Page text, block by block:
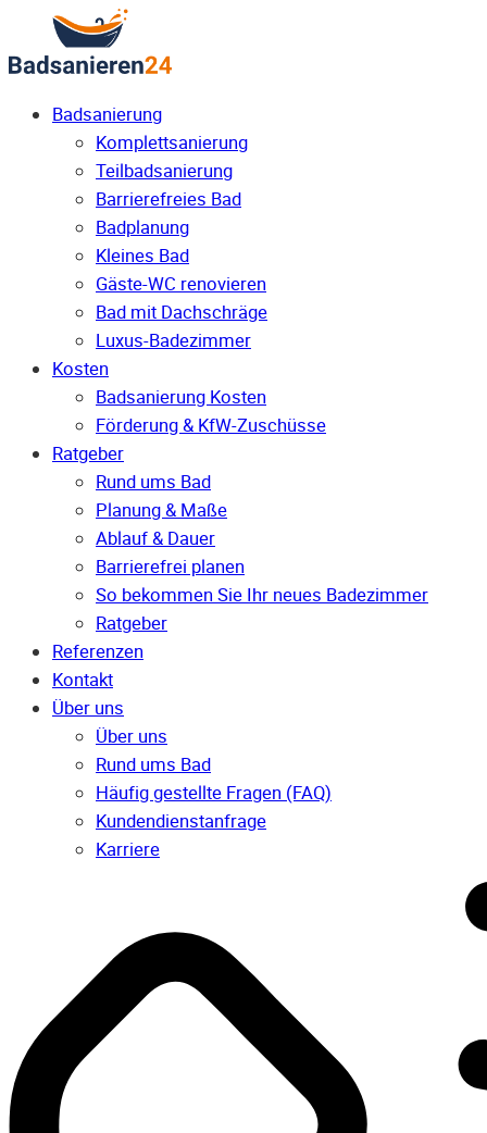
Badsanierung
Komplettsanierung
Teilbadsanierung
Barrierefreies Bad
Badplanung
Kleines Bad
Gäste-WC renovieren
Bad mit Dachschräge
Luxus-Badezimmer
Kosten
Badsanierung Kosten
Förderung & KfW-Zuschüsse
Ratgeber
Rund ums Bad
Planung & Maße
Ablauf & Dauer
Barrierefrei planen
So bekommen Sie Ihr neues Badezimmer
Ratgeber
Referenzen
Kontakt
Über uns
Über uns
Rund ums Bad
Häufig gestellte Fragen (FAQ)
Kunden­dienst­anfrage
Karriere